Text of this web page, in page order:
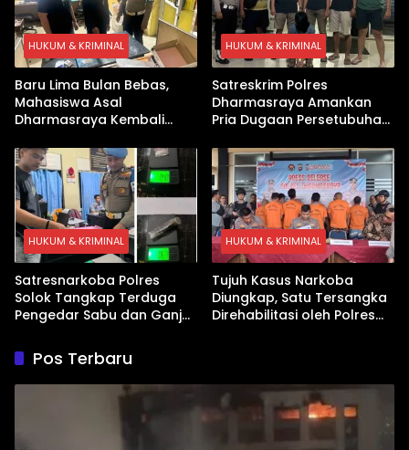
HUKUM & KRIMINAL
Baru Lima Bulan Bebas,
Mahasiswa Asal
Dharmasraya Kembali
HUKUM & KRIMINAL
Satreskrim Polres
Dharmasraya Amankan
Pria Dugaan Persetubuhan
HUKUM & KRIMINAL
Satresnarkoba Polres
Solok Tangkap Terduga
Pengedar Sabu dan Ganja
HUKUM & KRIMINAL
Tujuh Kasus Narkoba
Diungkap, Satu Tersangka
Direhabilitasi oleh Polres
Pos Terbaru